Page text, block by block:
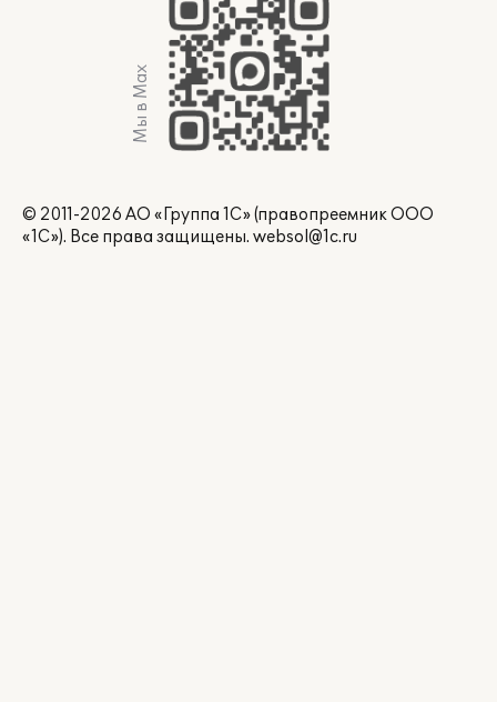
Мы в Max
© 2011-2026 АО «Группа 1С» (правопреемник ООО
«1С»). Все права защищены. websol@1c.ru